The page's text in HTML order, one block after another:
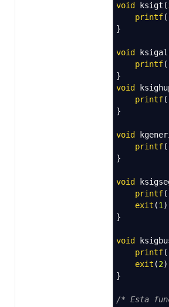
void ksigt (
printf(
}
void
printf(
}
void
printf(
}
void
printf(
}
void
printf(
exit (1 )
}
void
printf(
exit (2)
}
/* Esta